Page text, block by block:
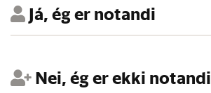
Já, ég er notandi
Nei, ég er ekki notandi